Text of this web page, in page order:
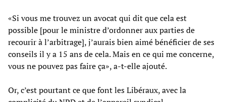
«Si vous me trouvez un avocat qui dit que cela est
possible [pour le ministre d’ordonner aux parties de
recourir à l’arbitrage], j’aurais bien aimé bénéficier de ses
conseils il y a 15 ans de cela. Mais en ce qui me concerne,
vous ne pouvez pas faire ça», a-t-elle ajouté.
Or, c’est pourtant ce que font les Libéraux, avec la